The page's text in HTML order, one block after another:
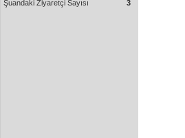
Şuandaki Ziyaretçi Sayısı
3